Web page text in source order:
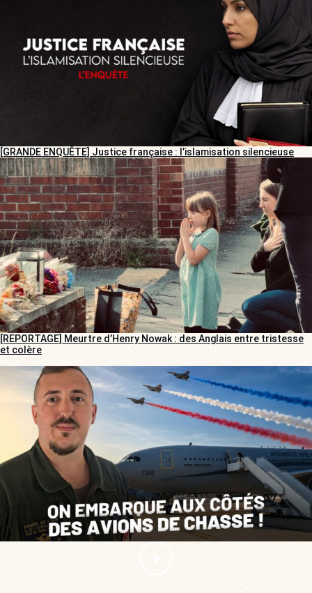
[GRANDE ENQUÊTE] Justice française : l’islamisation silencieuse
[REPORTAGE] Meurtre d’Henry Nowak : des Anglais entre tristesse
et colère